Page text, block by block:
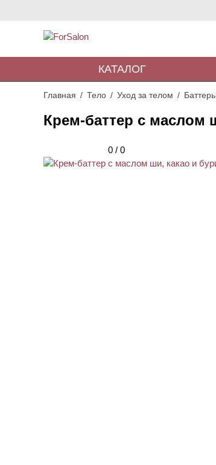
КАТАЛОГ
Главная Тело Уход за телом Баттеры
Крем-баттер с маслом
0 / 0